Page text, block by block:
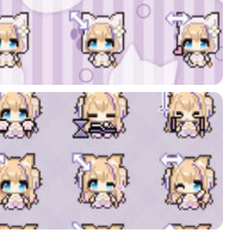
ls/DZY6J9QVRSXR?
･････････････････････